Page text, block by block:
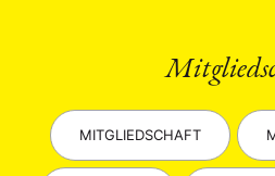
MITGLIEDSCHAFT